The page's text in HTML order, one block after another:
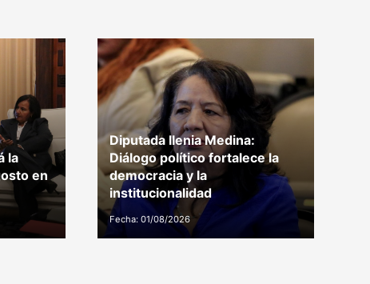
la
en
Diputada Ilenia Medina:
Diálogo político fortalece la
democracia y la
institucionalidad
Fecha: 01/08/2026